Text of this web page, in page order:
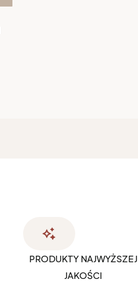
PRODUKTY NAJWYŻSZEJ
JAKOŚCI